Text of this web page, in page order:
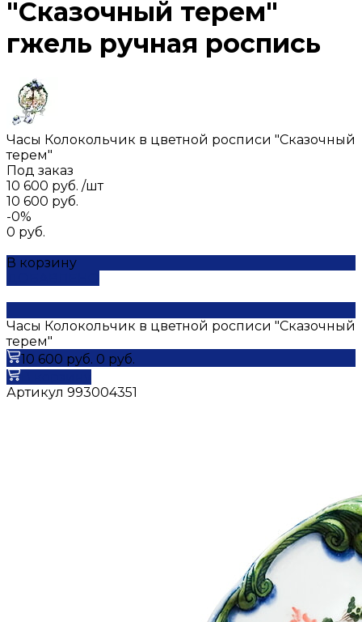
"Сказочный терем"
гжель ручная роспись
Часы Колокольчик в цветной росписи "Сказочный
терем"
Под заказ
10 600 руб. /шт
10 600 руб.
-0%
0 руб.
В корзину
Часы Колокольчик в цветной росписи "Сказочный
терем"
10 600 руб. 0 руб.
Артикул 993004351